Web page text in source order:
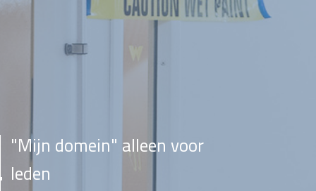
"Mijn domein" alleen voor
leden